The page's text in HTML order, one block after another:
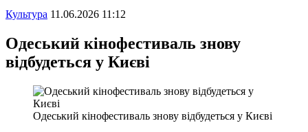
Культура 11.06.2026 11:12
Одеський кінофестиваль знову
відбудеться у Києві
Одеський кінофестиваль знову відбудеться у Києві